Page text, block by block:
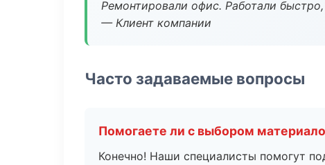
Ремонтировали офис. Работали
— Клиент компании
Часто задаваемые вопросы
Помогаете ли с выбором
Конечно! Наши специалисты помогут